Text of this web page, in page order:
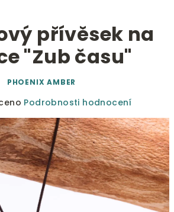
přívěsek na
"Zub času"
PHOENIX AMBER
Podrobnosti hodnocení